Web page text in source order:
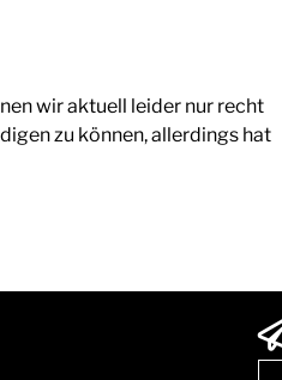
wir aktuell leider nur recht
zu können, allerdings hat